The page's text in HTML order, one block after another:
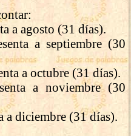
a agosto (31 días).
a septiembre (30
a octubre (31 días).
a noviembre (30
a diciembre (31 días).